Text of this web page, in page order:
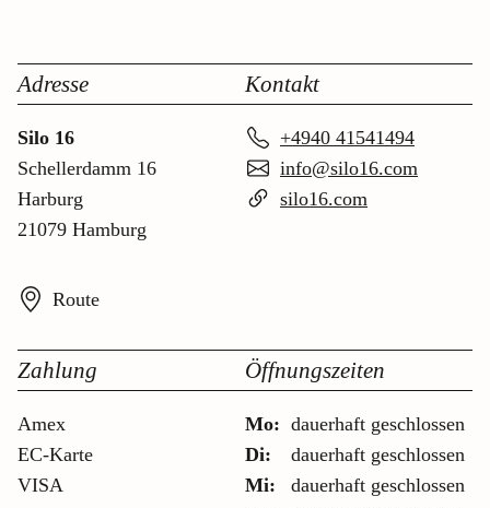
Adresse
Silo 16
Schellerdamm 16
Harburg
21079 Hamburg
Route
Kontakt
+4940 41541494
info@silo16.com
silo16.com
Zahlung
Amex
EC-Karte
VISA
Öffnungszeiten
Mo: dauerhaft geschlossen
Di:
dauerhaft geschlossen
Mi:
dauerhaft geschlossen